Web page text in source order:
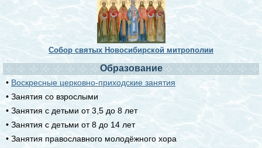
Собор святых Новосибирской митрополии
Образование
• Воскресные церковно-приходские занятия
• Занятия со взрослыми
• Занятия с детьми от 3,5 до 8 лет
• Занятия с детьми от 8 до 14 лет
• Занятия православного молодёжного хора